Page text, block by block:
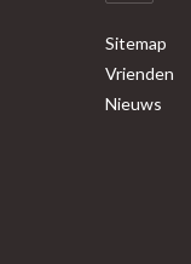
Sitemap
Vrienden
Nieuws